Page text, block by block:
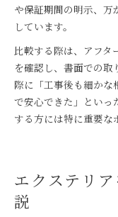
や保証期間の明示、万
しています。
比較する際は、アフタ
を確認し、書面での
際に「工事後も細かな
で安心できた」といっ
する方には特に重要な
エクステリ
説